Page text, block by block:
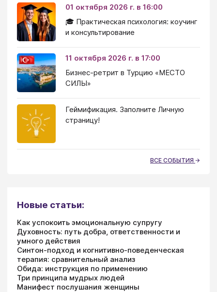
01 октября 2026 г. в 16:00
🎓 Практическая психология: коучинг
и консультирование
11 октября 2026 г. в 17:00
Бизнес-ретрит в Турцию «МЕСТО
СИЛЫ»
Геймификация. Заполните Личную
страницу!
ВСЕ СОБЫТИЯ
Новые статьи:
Как успокоить эмоциональную супругу
Духовность: путь добра, ответственности и
умного действия
Синтон-подход и когнитивно-поведенческая
терапия: сравнительный анализ
Обида: инструкция по применению
Три принципа мудрых людей
Манифест послушания женщины